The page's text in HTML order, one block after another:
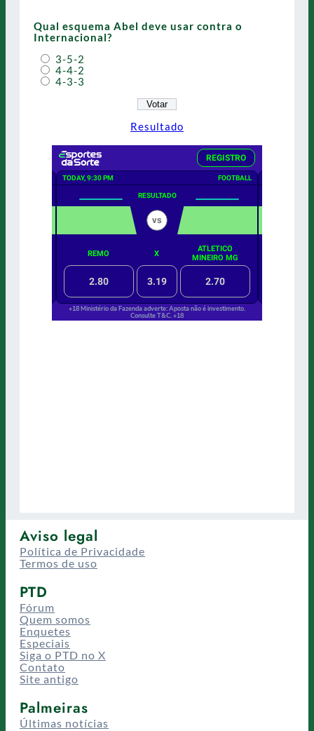
Qual esquema Abel deve usar contra o
Internacional?
3-5-2
4-4-2
4-3-3
Resultado
Aviso legal
Política de Privacidade
Termos de uso
PTD
Fórum
Quem somos
Enquetes
Especiais
Siga o PTD no X
Contato
Site antigo
Palmeiras
Últimas notícias